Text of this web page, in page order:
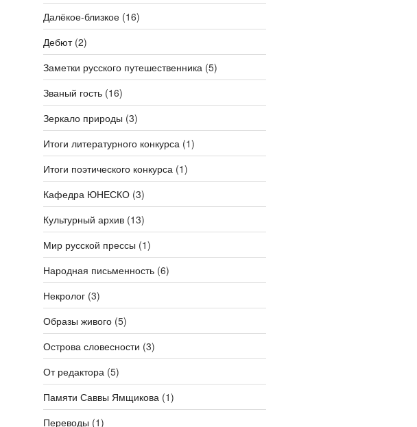
Далёкое-близкое(16)
Дебют(2)
Заметки русского путешественника (5)
Званый гость(16)
Зеркало природы (3)
Итоги литературного конкурса (1)
Итоги поэтического конкурса (1)
Кафедра ЮНЕСКО(3)
Культурный архив(13)
Мир русской прессы (1)
Народная письменность(6)
Некролог(3)
Образы живого(5)
Острова словесности (3)
От редактора (5)
Памяти Саввы Ямщикова (1)
Переводы (1)